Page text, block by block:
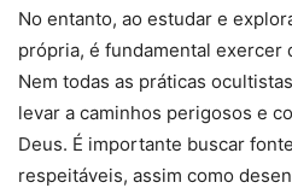
No entanto, ao estudar e
própria, é fundamental exercer
Nem todas as práticas
levar a caminhos perigosos e
Deus. É importante buscar
respeitáveis, assim como